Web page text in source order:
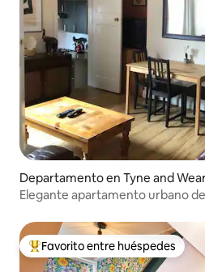
Departamento en Tyne and
Elegante apartamento urbano
Favorito entre los huéspedes
Favorito entre huéspedes